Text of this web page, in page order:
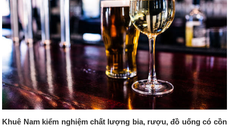
Khuê Nam kiểm nghiệm chất lượng bia, rượu, đồ uống có cồn